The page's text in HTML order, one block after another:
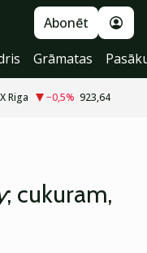
Abonēt
Grāmatas
Riga −0,5% 923,64
; cukuram,